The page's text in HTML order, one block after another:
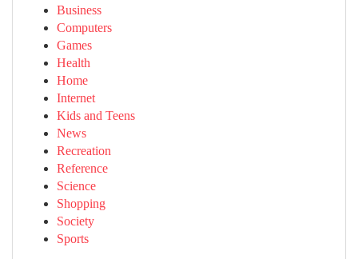
Business
Computers
Games
Health
Home
Internet
Kids and Teens
News
Recreation
Reference
Science
Shopping
Society
Sports